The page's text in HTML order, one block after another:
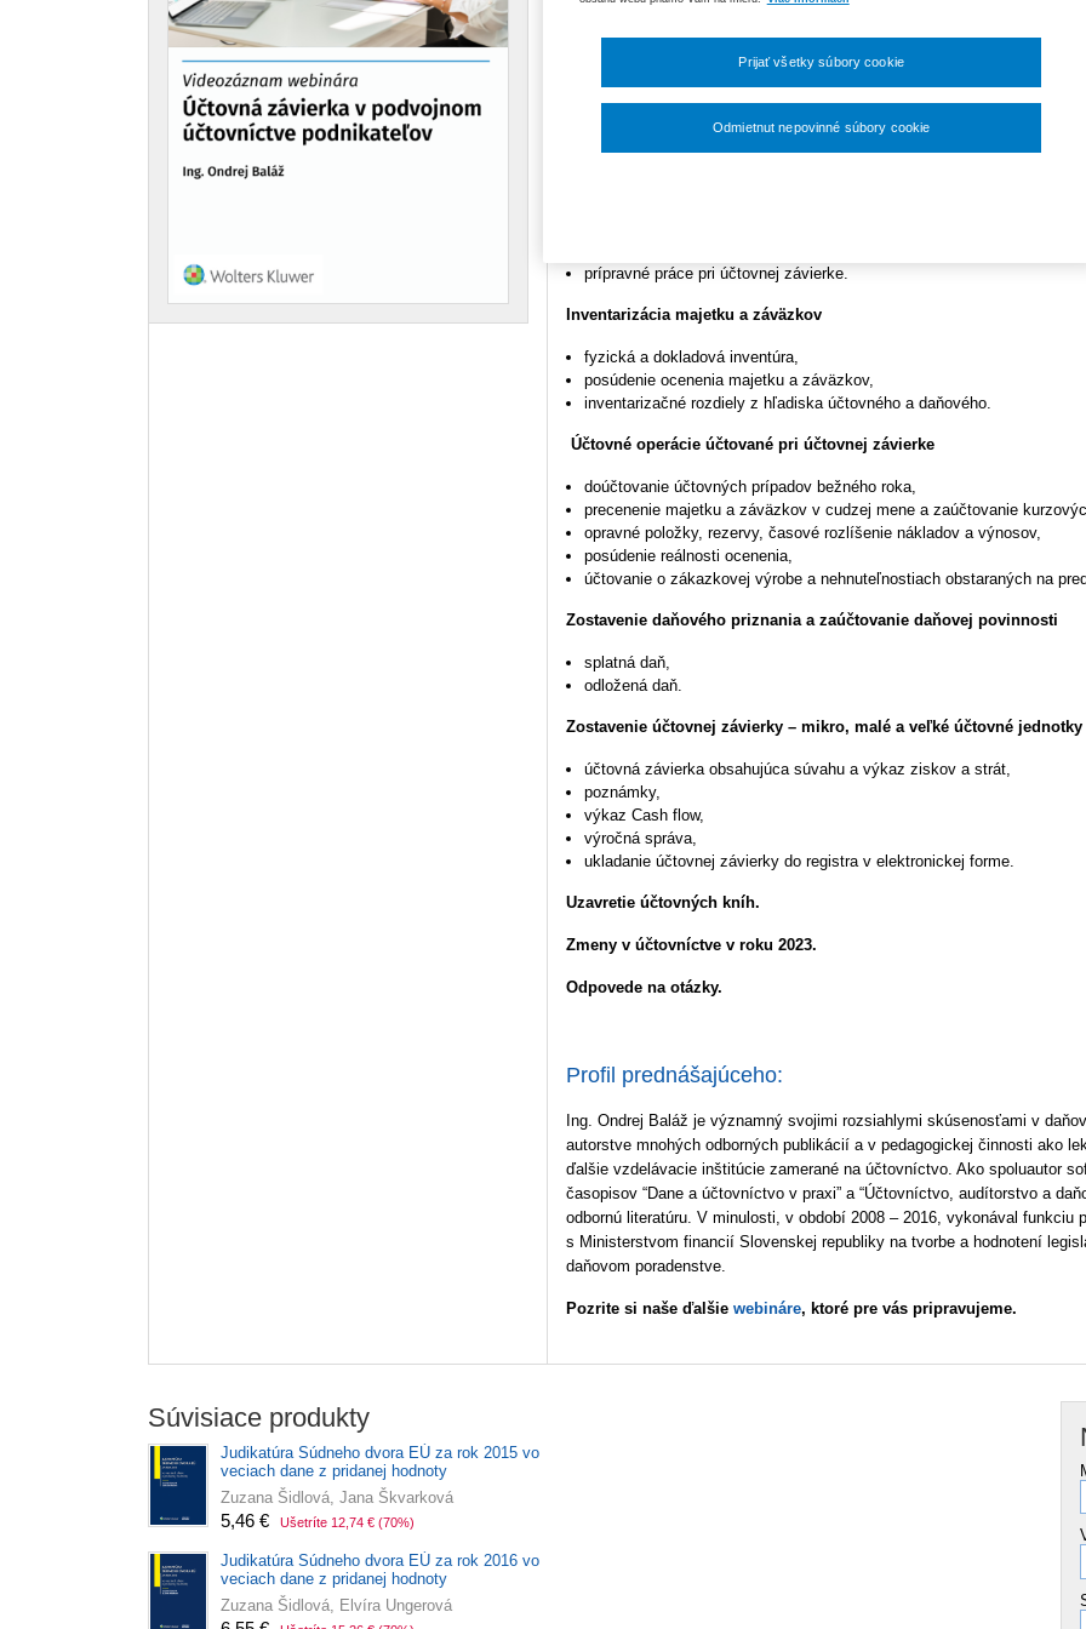
Účtovníkom, audítorom, finančným riaditeľom, podnikateľom a všetkým
širšej odbornej verejnosti.
prípravné práce pri účtovnej závierke.
Inventarizácia majetku a záväzkov
fyzická a dokladová inventúra,
posúdenie ocenenia majetku a záväzkov,
inventarizačné rozdiely z hľadiska účtovného a daňového.
Účtovné operácie účtované pri účtovnej závierke
doúčtovanie účtovných prípadov bežného roka,
precenenie majetku a záväzkov v cudzej mene a zaúčtovanie
opravné položky, rezervy, časové rozlíšenie nákladov a výnosov,
posúdenie reálnosti ocenenia,
účtovanie o zákazkovej výrobe a nehnuteľnostiach obstaraných na
Zostavenie daňového priznania a zaúčtovanie daňovej povinnosti
splatná daň,
odložená daň.
Zostavenie účtovnej závierky –mikro, malé a veľké účtovné jednotky
účtovná závierka obsahujúca súvahu a výkaz ziskov a strát,
poznámky,
výkaz Cash flow,
výročná správa,
ukladanie účtovnej závierky do registra v elektronickej forme.
Uzavretie účtovných kníh.
Zmeny v účtovníctve v roku 2023.
Odpovede na otázky.
Profil prednášajúceho:
Ing. Ondrej Baláž je významný svojimi rozsiahlymi skúsenosťami v
autorstve mnohých odborných publikácií a v pedagogickej činnosti ako
ďalšie vzdelávacie inštitúcie zamerané na účtovníctvo. Ako spoluautor
časopisov “Dane a účtovníctvo v praxi” a “Účtovníctvo, audítorstvo a
odbornú literatúru. V minulosti, v období 2008 – 2016, vykonával
s Ministerstvom financií Slovenskej republiky na tvorbe a hodnotení
daňovom poradenstve.
Pozrite si naše ďalšiewebináre, ktoré pre vás pripravujeme.
Súvisiace produkty
Judikatúra Súdneho dvora EÚ za rok 2015 vo
veciach dane z pridanej hodnoty
Zuzana Šidlová, Jana Škvarková
5,46 € Ušetríte 12,74 € (70%)
Judikatúra Súdneho dvora EÚ za rok 2016 vo
veciach dane z pridanej hodnoty
Zuzana Šidlová, Elvíra Ungerová
Odmietnut nepovinné súbory cookie
Prijať všetky súbory cookie